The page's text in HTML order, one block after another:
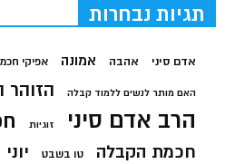
תגיות נבחרות
אדם סיני אהבה אמונה אפיקי
האם מותר לנשים ללמוד קבלה הזוהר
הרב אדם סיני זוגיות
חכמת הקבלה טו בשבט